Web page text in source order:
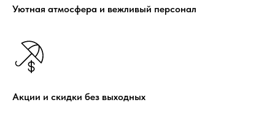
Уютная атмосфера и вежливый персонал
Акции и скидки без выходных